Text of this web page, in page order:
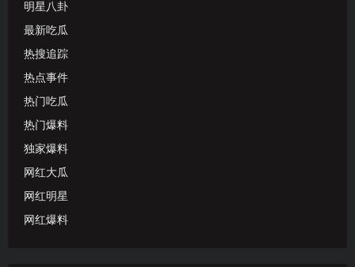
明星八卦
最新吃瓜
热搜追踪
热点事件
热门吃瓜
热门爆料
独家爆料
网红大瓜
网红明星
网红爆料